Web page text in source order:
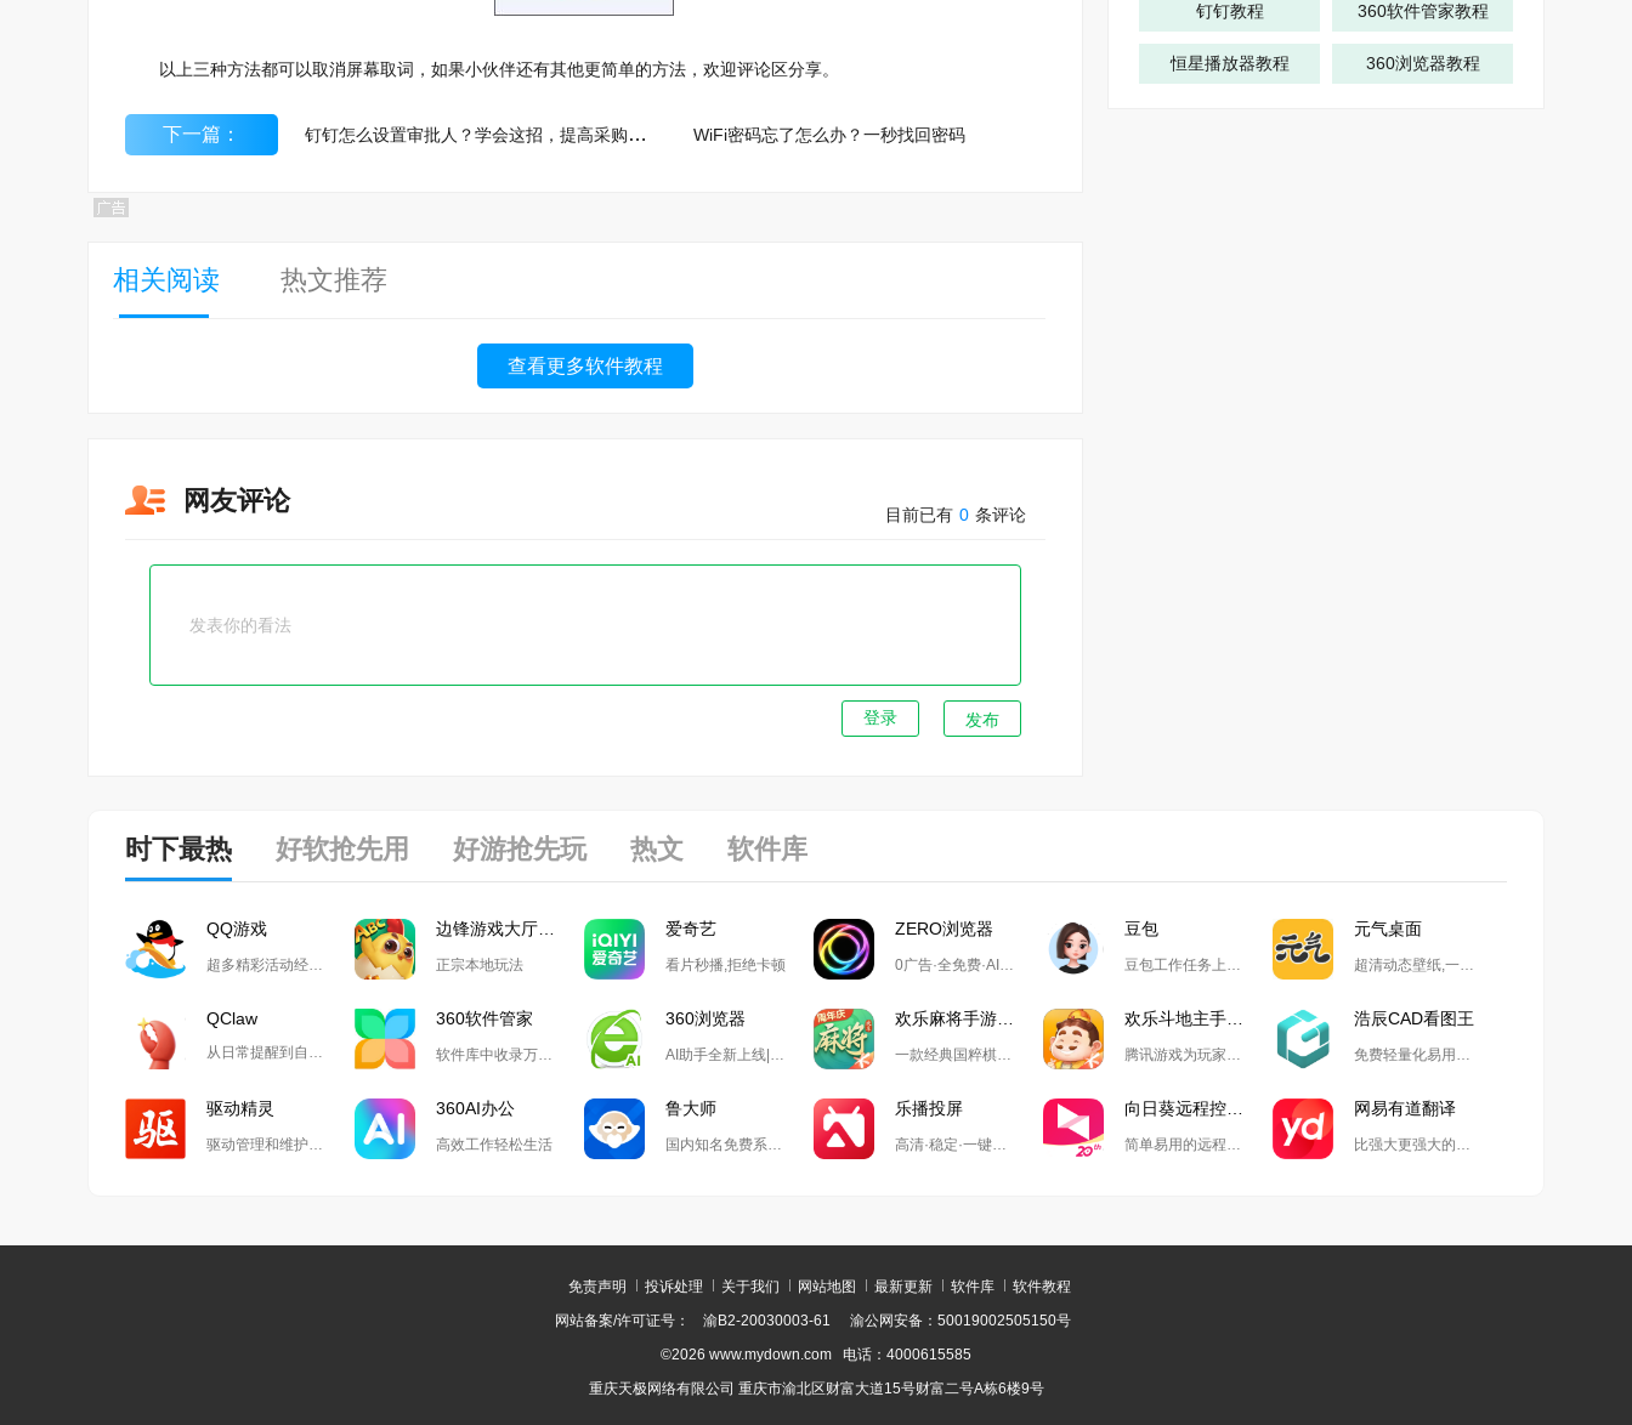
以上三种方法都可以取消屏幕取词，如果小伙伴还有其他更简单的方法，欢迎评论区分享。
下一篇： 钉钉怎么设置审批人？学会这招，提高采购审批效率 WiFi密码忘了怎么办？一秒找回密码
相关阅读 热文推荐
查看更多软件教程
网友评论 目前已有 0 条评论
发布
钉钉教程 360软件管家教程
恒星播放器教程 360浏览器教程
时下最热 好软抢先用 好游抢先玩 热文 软件库
QQ游戏
超多精彩活动经典玩法尽在QQ游戏 正宗本地玩法
爱奇艺
看片秒播,拒绝卡顿
ZERO浏览器
0广告·全免费·AI搜索·极简设计
豆包
豆包工作任务上线,开启自动化高效办公
元气桌面
超清动态壁纸,一键整理桌面
QClaw
从日常提醒到自动化开发,Qclaw解锁无限可能
360软件管家
软件库中收录万款正版软件
360浏览器
AI助手全新上线|全新chromium122内核|安全防护|丰富内置功能 一款经典国粹棋牌游戏 腾讯游戏为玩家精心打造的国民级斗地主游戏
浩辰CAD看图王
免费轻量化易用的2D&3D一体软件
驱动精灵
驱动管理和维护工具
360AI办公
高效工作轻松生活
鲁大师
国内知名免费系统工具软件
乐播投屏
高清·稳定·一键投屏,无需数据线,不同网络也可轻松投屏 简单易用的远程协助工具
网易有道翻译
比强大更强大的翻译生产力工具
免责声明 投诉处理 关于我们 网站地图 最新更新 软件库
软件教程
网站备案/许可证号：
渝B2-20030003-61
渝公网安备：50019002505150号
©2026 www.mydown.com 电话：4000615585
重庆天极网络有限公司 重庆市渝北区财富大道15号财富二号A栋6楼9号